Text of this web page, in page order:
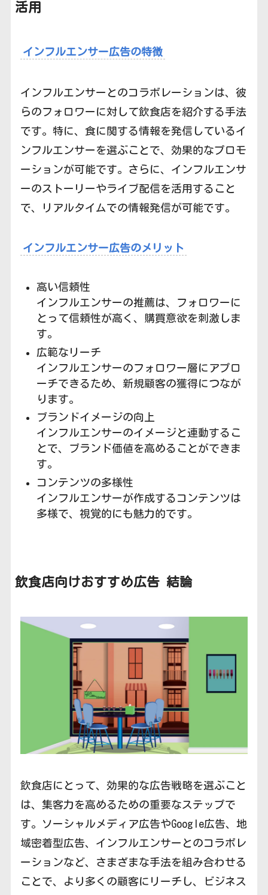
活用
インフルエンサー広告の特徴
インフルエンサーとのコラボレーションは、彼
らのフォロワーに対して飲食店を紹介する手法
です。特に、食に関する情報を発信しているイ
ンフルエンサーを選ぶことで、効果的なプロモ
ーションが可能です。さらに、インフルエンサ
ーのストーリーやライブ配信を活用すること
で、リアルタイムでの情報発信が可能です。
インフルエンサー広告のメリット
高い信頼性
インフルエンサーの推薦は、フォロワーに
とって信頼性が高く、購買意欲を刺激しま
す。
広範なリーチ
インフルエンサーのフォロワー層にアプロ
ーチできるため、新規顧客の獲得につなが
ります。
ブランドイメージの向上
インフルエンサーのイメージと連動するこ
とで、ブランド価値を高めることができま
す。
コンテンツの多様性
インフルエンサーが作成するコンテンツは
多様で、視覚的にも魅力的です。
飲食店向けおすすめ広告 結論
飲食店にとって、効果的な広告戦略を選ぶこと
は、集客力を高めるための重要なステップで
す。ソーシャルメディア広告やGoogle広告、地
域密着型広告、インフルエンサーとのコラボレ
ーションなど、さまざまな手法を組み合わせる
ことで、より多くの顧客にリーチし、ビジネス